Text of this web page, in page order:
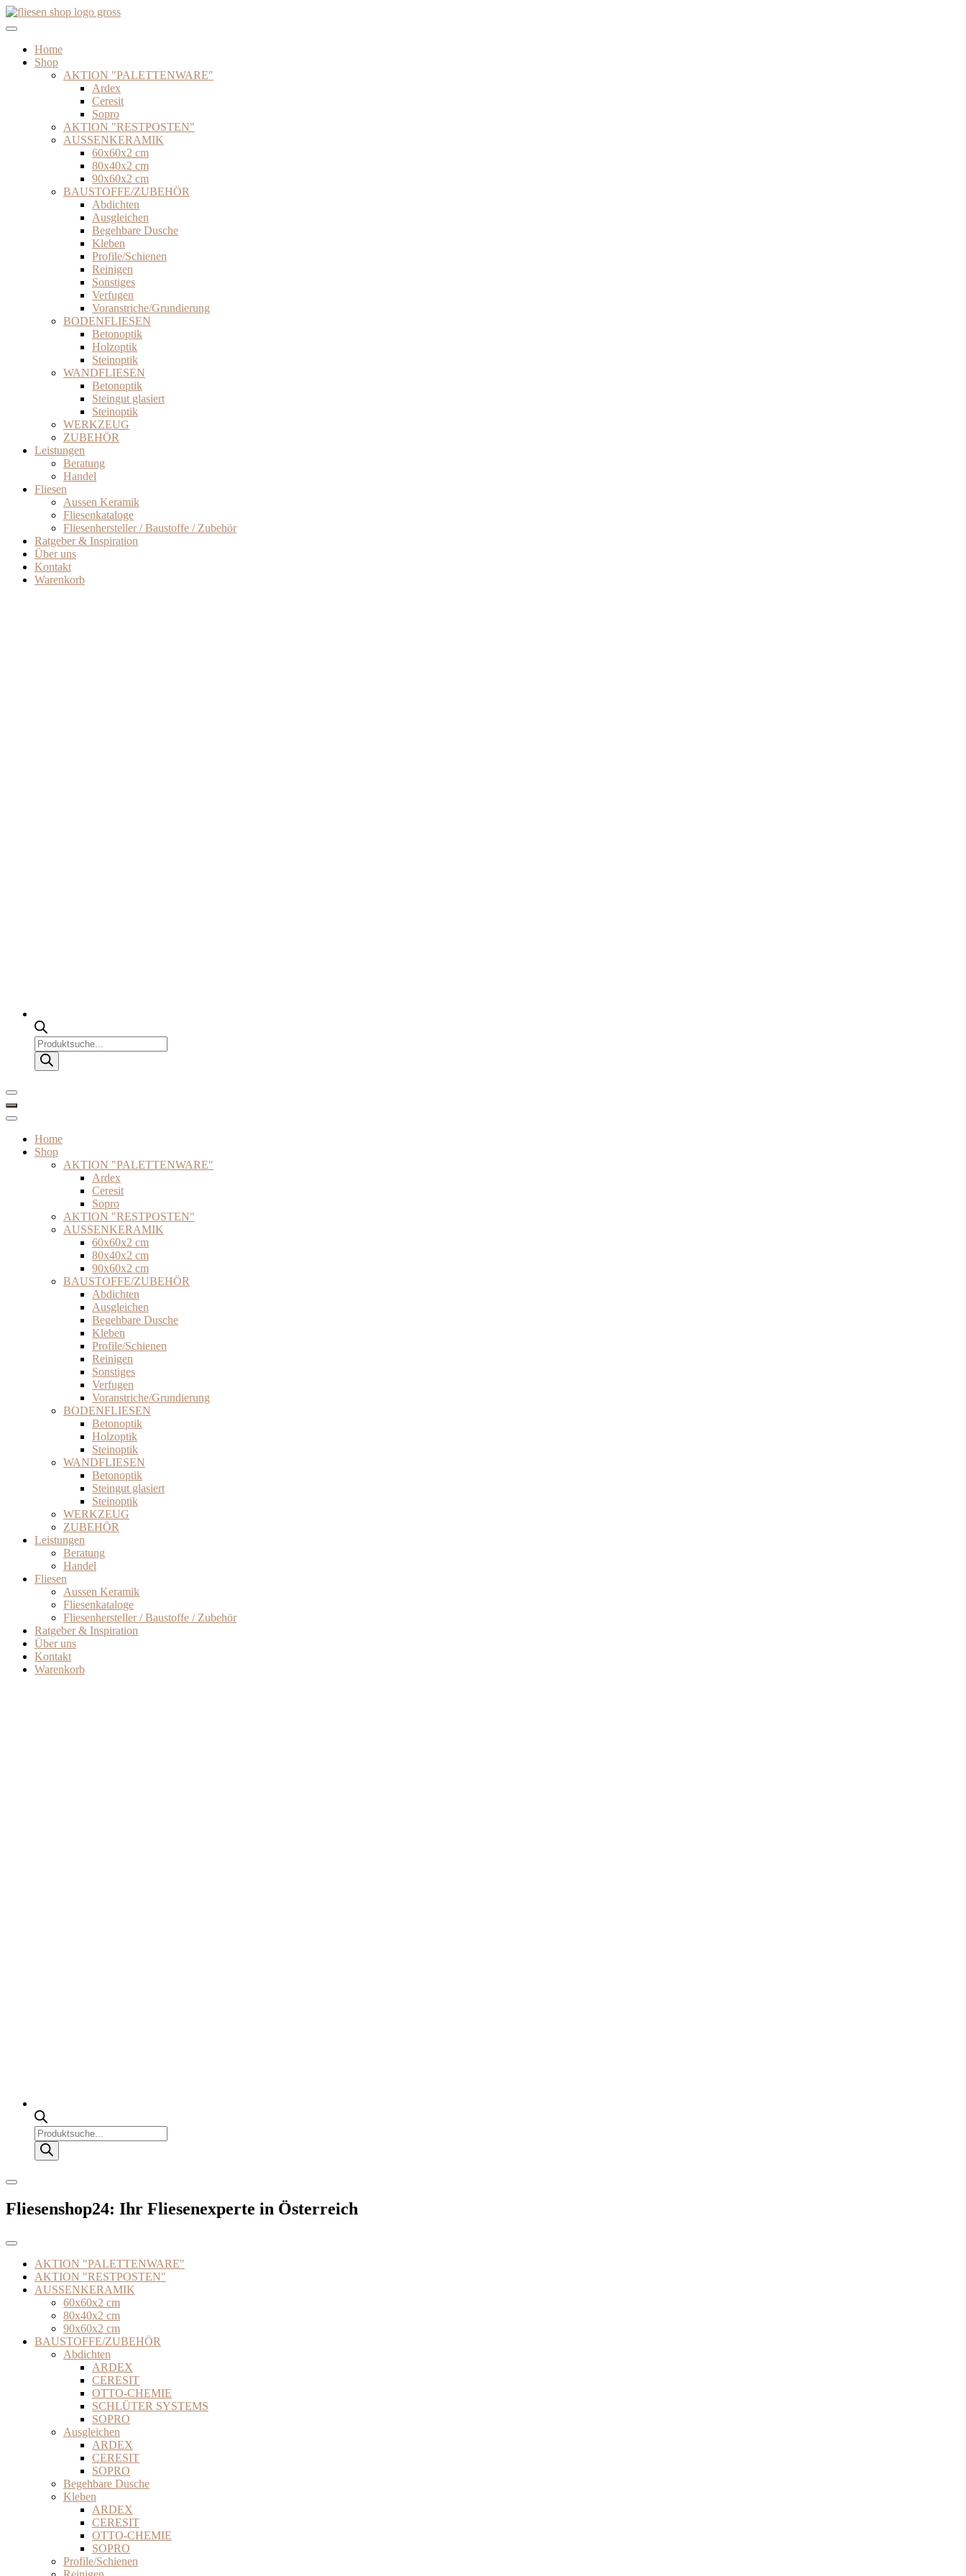
Zum
Inhalt
Home
Shop
AKTION "PALETTENWARE"
Ardex
Ceresit
Sopro
AKTION "RESTPOSTEN"
AUSSENKERAMIK
60x60x2 cm
80x40x2 cm
90x60x2 cm
BAUSTOFFE/ZUBEHÖR
Abdichten
Ausgleichen
Begehbare Dusche
Kleben
Profile/Schienen
Reinigen
Sonstiges
Verfugen
Voranstriche/Grundierung
BODENFLIESEN
Betonoptik
Holzoptik
Steinoptik
WANDFLIESEN
Betonoptik
Steingut glasiert
Steinoptik
WERKZEUG
ZUBEHÖR
Leistungen
Beratung
Handel
Fliesen
Aussen Keramik
Fliesenkataloge
Fliesenhersteller / Baustoffe / Zubehör
Ratgeber & Inspiration
Über uns
Kontakt
Warenkorb
Products
search
Home
Shop
AKTION "PALETTENWARE"
Ardex
Ceresit
Sopro
AKTION "RESTPOSTEN"
AUSSENKERAMIK
60x60x2 cm
80x40x2 cm
90x60x2 cm
BAUSTOFFE/ZUBEHÖR
Abdichten
Ausgleichen
Begehbare Dusche
Kleben
Profile/Schienen
Reinigen
Sonstiges
Verfugen
Voranstriche/Grundierung
BODENFLIESEN
Betonoptik
Holzoptik
Steinoptik
WANDFLIESEN
Betonoptik
Steingut glasiert
Steinoptik
WERKZEUG
ZUBEHÖR
Leistungen
Beratung
Handel
Fliesen
Aussen Keramik
Fliesenkataloge
Fliesenhersteller / Baustoffe / Zubehör
Ratgeber & Inspiration
Über uns
Kontakt
Warenkorb
Products
search
Fliesenshop24: Ihr Fliesenexperte in Österreich
AKTION "PALETTENWARE"
AKTION "RESTPOSTEN"
AUSSENKERAMIK
60x60x2 cm
80x40x2 cm
90x60x2 cm
BAUSTOFFE/ZUBEHÖR
Abdichten
ARDEX
CERESIT
OTTO-CHEMIE
SCHLÜTER SYSTEMS
SOPRO
Ausgleichen
ARDEX
CERESIT
SOPRO
Begehbare Dusche
Kleben
ARDEX
CERESIT
OTTO-CHEMIE
SOPRO
Profile/Schienen